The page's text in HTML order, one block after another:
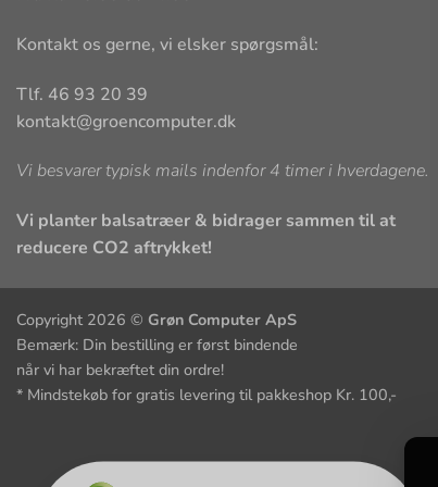
Kontakt os gerne, vi elsker spørgsmål:
Tlf. 46 93 20 39
kontakt@groencomputer.dk
Vi besvarer typisk mails indenfor 4 timer i hverdagene.
Vi planter balsatræer & bidrager sammen til at
reducere CO2 aftrykket!
Copyright 2026 © Grøn Computer ApS
Bemærk: Din bestilling er først bindende
når vi har bekræftet din ordre!
* Mindstekøb for gratis levering til pakkeshop Kr. 100,-